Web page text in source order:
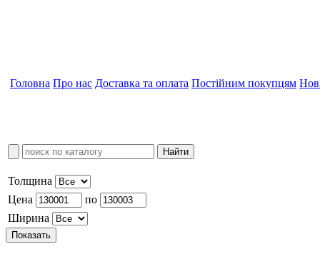
Головна Про нас Доставка та оплата Постійним покупцям
Толщина
Цена
по
Ширина